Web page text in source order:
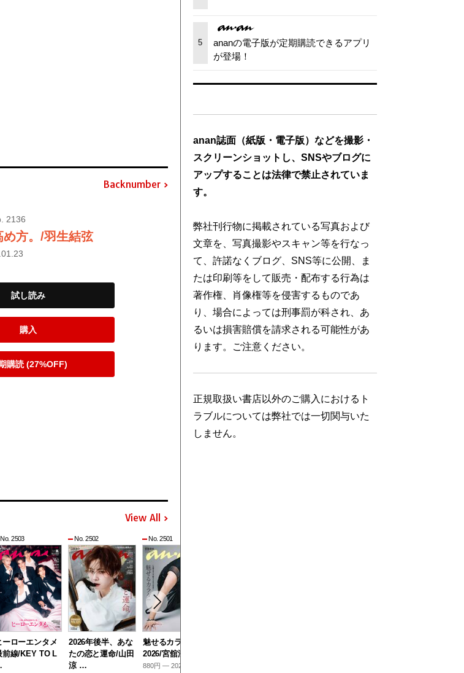
Backnumber
2136
め方。/羽生結弦
試し読み
購入
購読 (27%OFF)
View All
2503
ーローエンタメ
前線/KEY TO L
No. 2502
2026年後半、あな
たの恋と運命/山田
涼 …
No. 2501
魅せるカラダ
2026/宮舘涼太
880円 — 2026.06.24
5
ananの電子版が定期購読できるアプリ
が登場！
anan誌面（紙版・電子版）などを撮影・
スクリーンショットし、SNSやブログに
アップすることは法律で禁止されていま
す。
弊社刊行物に掲載されている写真および
文章を、写真撮影やスキャン等を行なっ
て、許諾なくブログ、SNS等に公開、ま
たは印刷等をして販売・配布する行為は
著作権、肖像権等を侵害するものであ
り、場合によっては刑事罰が科され、あ
るいは損害賠償を請求される可能性があ
ります。ご注意ください。
正規取扱い書店以外のご購入におけるト
ラブルについては弊社では一切関与いた
しません。